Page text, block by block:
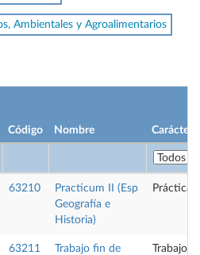
Ambientales y Agroalimentarios
Código Nombre Carácter
63210
Practicum II (Esp
Geografía e
Historia)
63211
Trabajo fin de
Trabajo